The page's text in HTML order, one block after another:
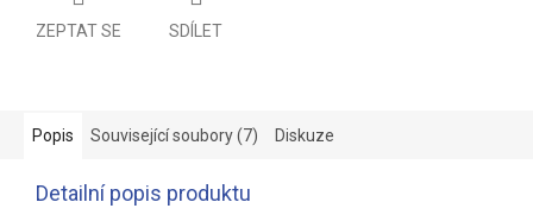
ZEPTAT SE SDÍLET
Popis Související soubory (7) Diskuze
Detailní popis produktu